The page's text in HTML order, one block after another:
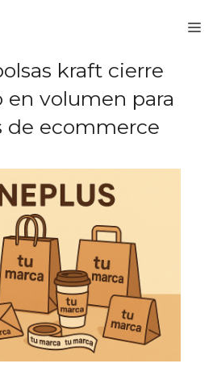
kraft cierre
en volumen para
de ecommerce